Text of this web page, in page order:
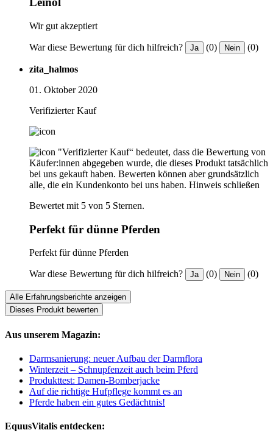
Wir gut akzeptiert
War diese Bewertung für dich hilfreich? Ja (0) Nein (0)
zita_halmos
01. Oktober 2020
Verifizierter Kauf
"Verifizierter Kauf“ bedeutet, dass die Bewertung von
Käufer:innen abgegeben wurde, die dieses Produkt tatsächlich
bei uns gekauft haben. Bewerten können aber grundsätzlich
alle, die ein Kundenkonto bei uns haben. Hinweis schließen
Bewertet mit 5 von 5 Sternen.
Perfekt für dünne Pferden
Perfekt für dünne Pferden
War diese Bewertung für dich hilfreich? Ja (0) Nein (0)
Alle Erfahrungsberichte anzeigen
Dieses Produkt bewerten
Aus unserem Magazin:
Darmsanierung: neuer Aufbau der Darmflora
Winterzeit – Schnupfenzeit auch beim Pferd
Produkttest: Damen-Bomberjacke
Auf die richtige Hufpflege kommt es an
Pferde haben ein gutes Gedächtnis!
EquusVitalis entdecken: